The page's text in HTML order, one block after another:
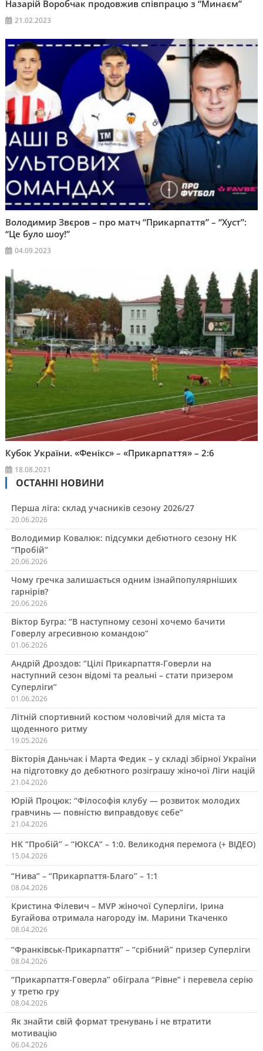
Назарій Воробчак продовжив співпрацю з “Минаєм”
21.02.2023
Володимир Звєров – про матч “Прикарпаття” – “Хуст”:
“Це було шоу!”
04.09.2023
Кубок України. «Фенікс» – «Прикарпаття» – 2:6
18.08.2021
ОСТАННІ НОВИНИ
Перша ліга: склад учасників сезону 2026/27
20.06.2026
Володимир Ковалюк: підсумки дебютного сезону НК
“Пробій”
20.06.2026
Чому гречка залишається одним ізнайпопулярніших
гарнірів?
20.06.2026
Віктор Бугра: “В наступному сезоні хочемо бачити
Говерлу агресивною командою”
01.06.2026
Андрій Дроздов: “Цілі Прикарпаття-Говерли на
наступний сезон відомі та реальні – стати призером
Суперліги”
01.06.2026
Літній спортивний костюм чоловічий для міста та
щоденного ритму
19.05.2026
Вікторія Даньчак і Марта Федик – у складі збірної України
на підготовку до дебютного розіграшу жіночої Ліги націй
21.04.2026
Юрій Процюк: “Філософія клубу — розвиток молодих
гравчинь — повністю виправдовує себе”
21.04.2026
НК “Пробій” – “ЮКСА” – 1:0. Великодня перемога (+ ВІДЕО)
15.04.2026
“Нива” – “Прикарпаття-Благо” – 1:1
08.04.2026
Кристина Філевич – MVP жіночої Суперліги, Ірина
Бугайова отримала нагороду ім. Марини Ткаченко
08.04.2026
“Франківськ-Прикарпаття” – “срібний” призер Суперліги
08.04.2026
“Прикарпаття-Говерла” обіграла “Рівне” і перевела серію
у третю гру
08.04.2026
Як знайти свій формат тренувань і не втратити
мотивацію
06.04.2026